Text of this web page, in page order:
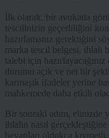
İlk olarak, bir avukatla
tescilinizin geçerliliğini
hazırlamanız gerektiğini
marka tescil belgesi, ihlali
talebi için
durumu açık ve net bir
karmaşık ifadeler yerine
mahkemede daha etkili
Bir sonraki adım, elinizde
ihlalin nasıl
beyanları oldukça kıymetli.